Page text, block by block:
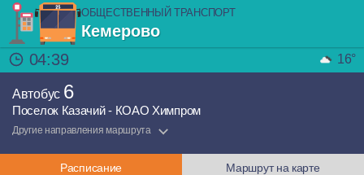
ОБЩЕСТВЕННЫЙ ТРАНСПОРТ
Кемерово
04:39
16°
Автобус 6
Поселок Казачий - КОАО Химпром
Другие направления маршрута
Расписание Маршрут на карте